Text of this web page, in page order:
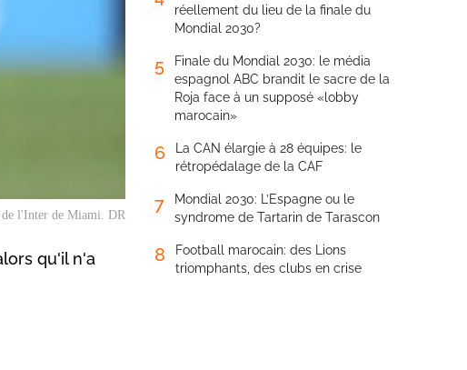
de l'Inter de Miami. DR
qu'il n'a
réellement du lieu de la finale du
Mondial 2030?
5
Finale du Mondial 2030: le média
espagnol ABC brandit le sacre de la
Roja face à un supposé «lobby
marocain»
6
La CAN élargie à 28 équipes: le
rétropédalage de la CAF
7
Mondial 2030: L’Espagne ou le
syndrome de Tartarin de Tarascon
8
Football marocain: des Lions
triomphants, des clubs en crise